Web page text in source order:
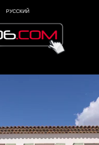
РУССКИЙ